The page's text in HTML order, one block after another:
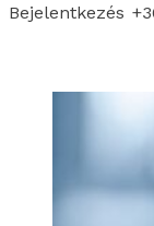
Bejelentkezés